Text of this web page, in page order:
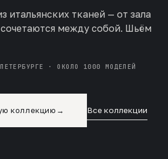
итальянских тканей — от зала
между собой. Шьём
· ОКОЛО 1000 МОДЕЛЕЙ
коллекцию → Все коллекции